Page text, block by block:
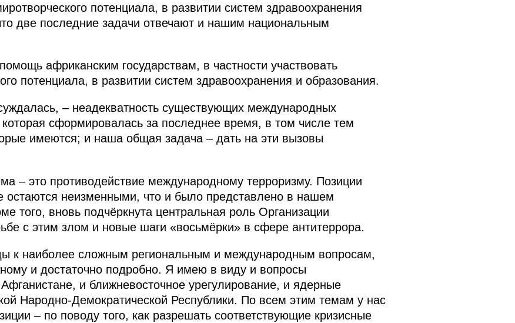
потенциала, в развитии систем здравоохранения
две последние задачи отвечают и нашим национальным
африканским государствам, в частности участвовать
потенциала, в развитии систем здравоохранения и образования.
– неадекватность существующих международных
которая сформировалась за последнее время, в том числе тем
имеются; и наша общая задача – дать на эти вызовы
– это противодействие международному терроризму. Позиции
остаются неизменными, что и было представлено в нашем
того, вновь подчёркнута центральная роль Организации
с этим злом и новые шаги «восьмёрки» в сфере антитеррора.
к наиболее сложным региональным и международным вопросам,
и достаточно подробно. Я имею в виду и вопросы
и ближневосточное урегулирование, и ядерные
Народно-Демократической Республики. По всем этим темам у нас
– по поводу того, как разрешать соответствующие кризисные